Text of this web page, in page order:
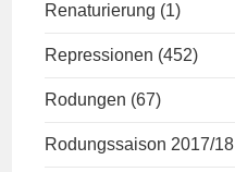
Renaturierung (1)
Repressionen (452)
Rodungen (67)
Rodungssaison 2017/18